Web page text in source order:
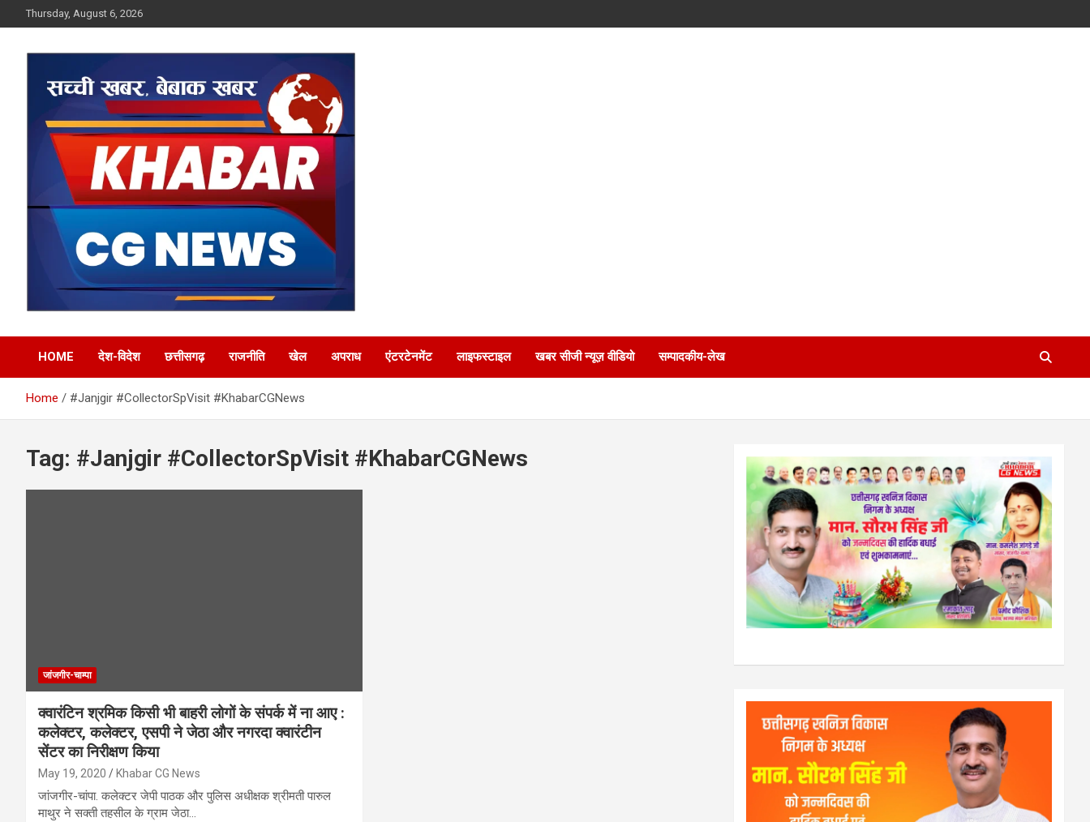
to
Thursday, August 6, 2026
Khabar CG News
HOME देश-विदेश छत्तीसगढ़ राजनीति खेल अपराध एंटरटेनमेंट लाइफस्टाइल खबर सीजी न्यूज़ वीडियो सम्पादकीय-लेख
Home #Janjgir #CollectorSpVisit #KhabarCGNews
Tag: #Janjgir #CollectorSpVisit #KhabarCGNews
जांजगीर-चाम्पा
क्वारंटिन श्रमिक किसी भी बाहरी लोगों के संपर्क में ना आए :
कलेक्टर, कलेक्टर, एसपी ने जेठा और नगरदा क्वारंटीन
सेंटर का निरीक्षण किया
May 19, 2020 Khabar CG News
जांजगीर-चांपा. कलेक्टर जेपी पाठक और पुलिस अधीक्षक श्रीमती पारुल
माथुर ने सक्ती तहसील के ग्राम जेठा…